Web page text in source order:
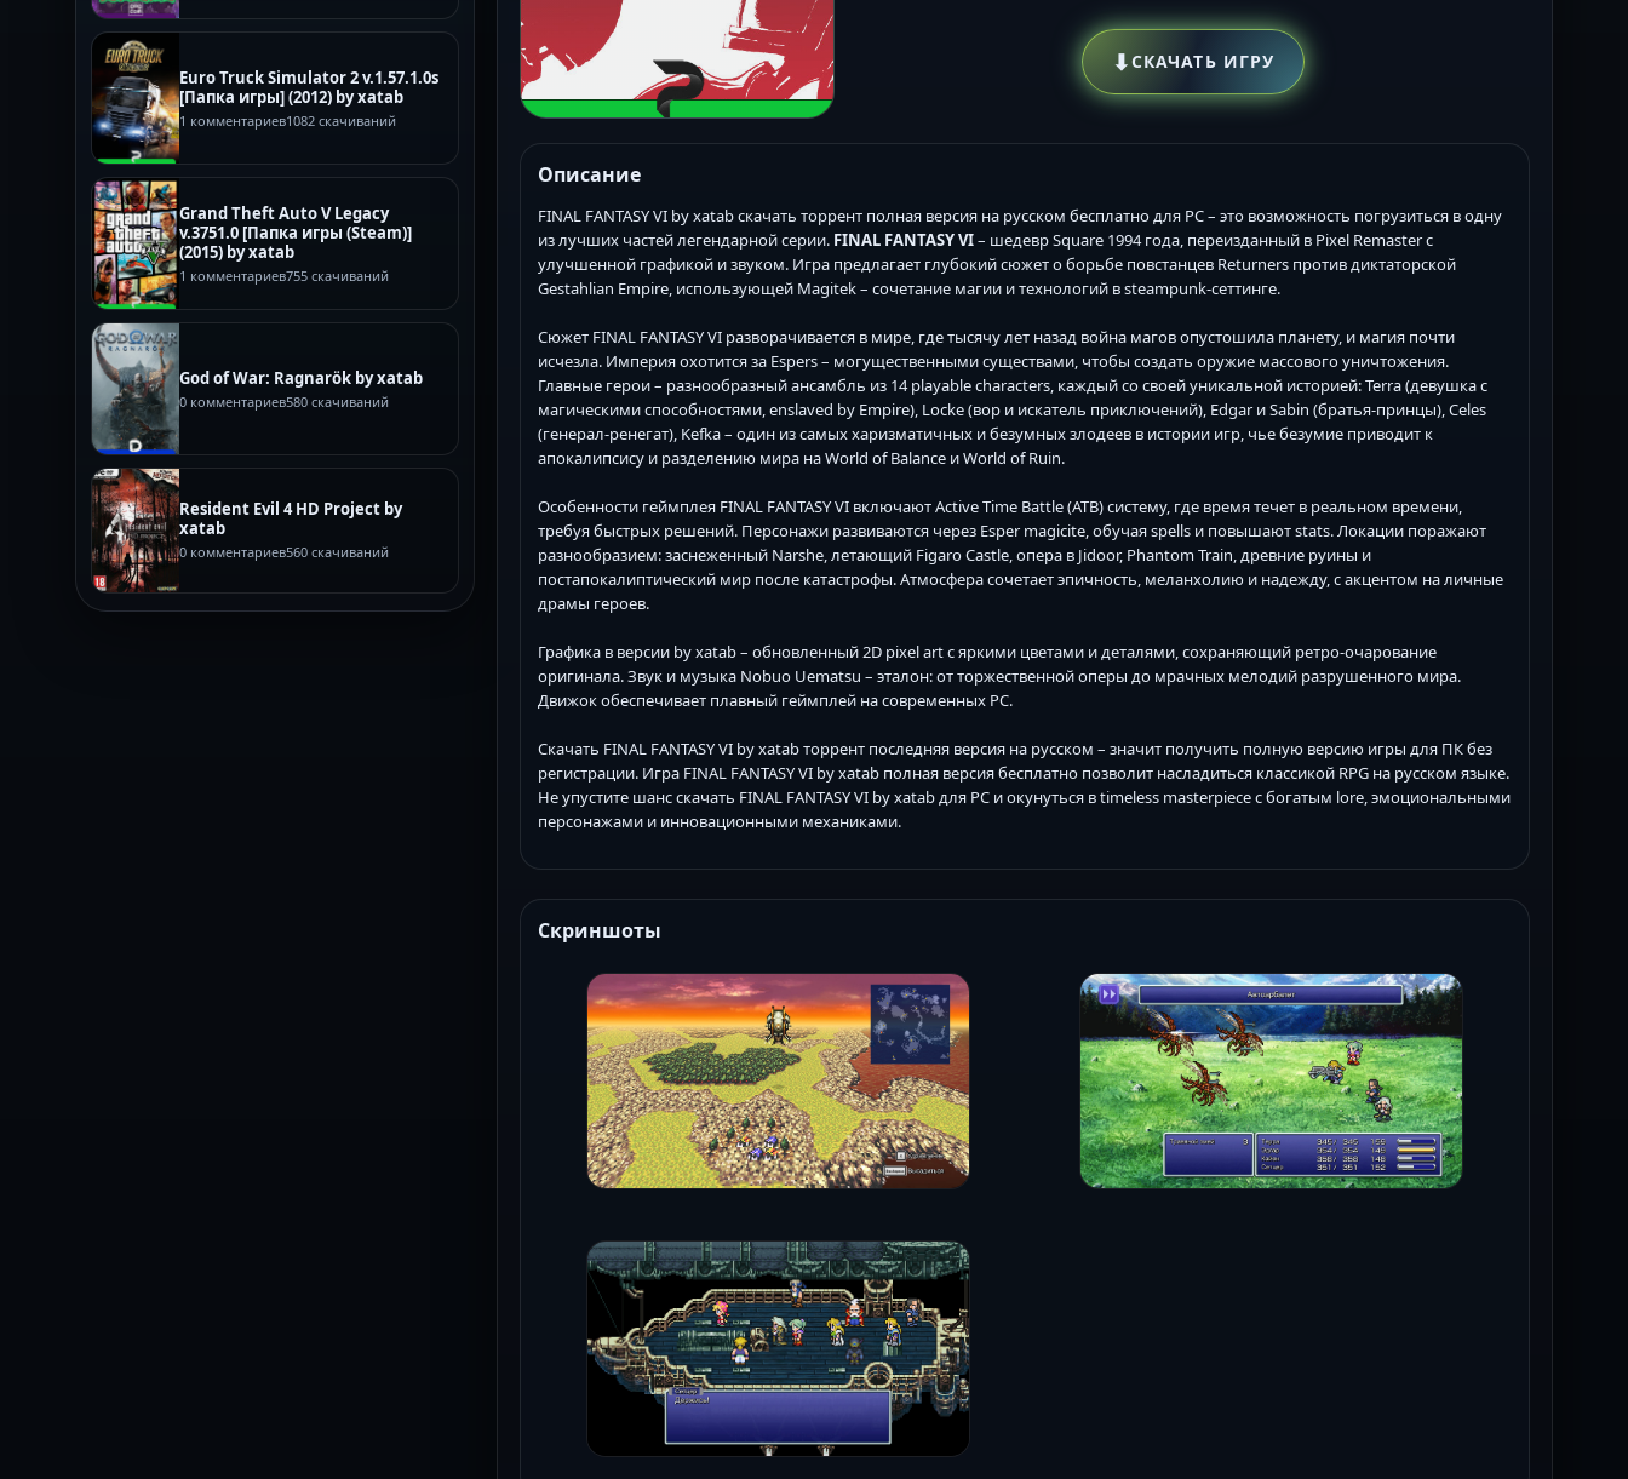
Euro Truck Simulator 2 v.1.57.1.0s
[Папка игры] (2012) by xatab
1 комментариев1082 скачиваний
Grand Theft Auto V Legacy
v.3751.0 [Папка игры (Steam)]
(2015) by xatab
1 комментариев755 скачиваний
God of War: Ragnarök by xatab
0 комментариев580 скачиваний
Resident Evil 4 HD Project by
xatab
0 комментариев560 скачиваний
⬇СКАЧАТЬ ИГРУ
Описание
FINAL FANTASY VI by xatab скачать торрент полная версия на русском бесплатно для PC – это возможность погрузиться в одну
из лучших частей легендарной серии. FINAL FANTASY VI– шедевр Square 1994 года, переизданный в Pixel Remaster с
улучшенной графикой и звуком. Игра предлагает глубокий сюжет о борьбе повстанцев Returners против диктаторской
Gestahlian Empire, использующей Magitek – сочетание магии и технологий в steampunk-сеттинге.
Сюжет FINAL FANTASY VI разворачивается в мире, где тысячу лет назад война магов опустошила планету, и магия почти
исчезла. Империя охотится за Espers – могущественными существами, чтобы создать оружие массового уничтожения.
Главные герои – разнообразный ансамбль из 14 playable characters, каждый со своей уникальной историей: Terra (девушка с
магическими способностями, enslaved by Empire), Locke (вор и искатель приключений), Edgar и Sabin (братья-принцы), Celes
(генерал-ренегат), Kefka – один из самых харизматичных и безумных злодеев в истории игр, чье безумие приводит к
апокалипсису и разделению мира на World of Balance и World of Ruin.
Особенности геймплея FINAL FANTASY VI включают Active Time Battle (ATB) систему, где время течет в реальном времени,
требуя быстрых решений. Персонажи развиваются через Esper magicite, обучая spells и повышают stats. Локации поражают
разнообразием: заснеженный Narshe, летающий Figaro Castle, опера в Jidoor, Phantom Train, древние руины и
постапокалиптический мир после катастрофы. Атмосфера сочетает эпичность, меланхолию и надежду, с акцентом на личные
драмы героев.
Графика в версии by xatab – обновленный 2D pixel art с яркими цветами и деталями, сохраняющий ретро-очарование
оригинала. Звук и музыка Nobuo Uematsu – эталон: от торжественной оперы до мрачных мелодий разрушенного мира.
Движок обеспечивает плавный геймплей на современных PC.
Скачать FINAL FANTASY VI by xatab торрент последняя версия на русском – значит получить полную версию игры для ПК без
регистрации. Игра FINAL FANTASY VI by xatab полная версия бесплатно позволит насладиться классикой RPG на русском языке.
Не упустите шанс скачать FINAL FANTASY VI by xatab для PC и окунуться в timeless masterpiece с богатым lore, эмоциональными
персонажами и инновационными механиками.
Скриншоты